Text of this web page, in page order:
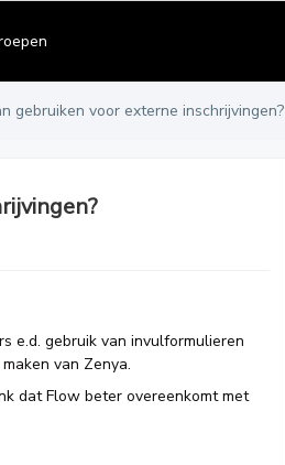
gebruiken voor externe inschrijvingen?
e.d. gebruik van invulformulieren
van Zenya.
dat Flow beter overeenkomt met